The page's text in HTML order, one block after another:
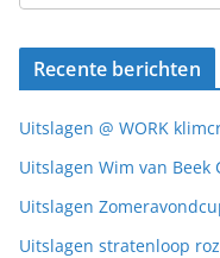
Recente berichten
Uitslagen @ WORK
Uitslagen Wim van Beek
Uitslagen
Uitslagen stratenloop